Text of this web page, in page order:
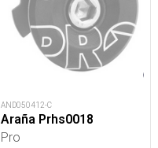
AND050412-C
Araña Prhs0018
Pro